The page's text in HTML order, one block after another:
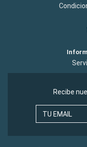
Recibe
TU EMAIL